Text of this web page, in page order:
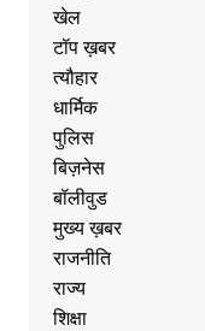
खेल
टॉप ख़बर
त्यौहार
धार्मिक
पुलिस
बिज़नेस
बॉलीवुड
मुख्य ख़बर
राजनीति
राज्य
शिक्षा